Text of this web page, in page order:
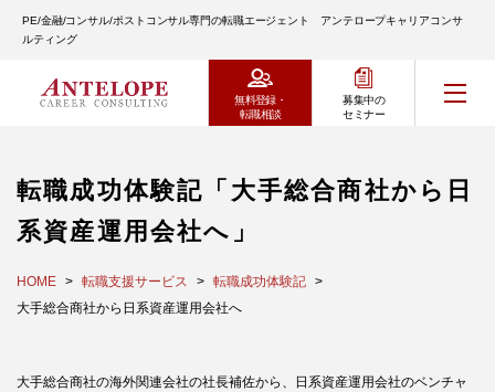
PE/金融/コンサル/ポストコンサル専門の転職エージェント アンテロープキャリアコンサ
ルティング
無料登録・
転職相談
募集中の
セミナー
転職成功体験記「大手総合商社から日
系資産運用会社へ」
HOME 転職支援サービス
転職成功体験記
大手総合商社から日系資産運用会社へ
大手総合商社の海外関連会社の社長補佐から、日系資産運用会社のベンチャ